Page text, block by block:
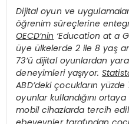
Dijital oyun ve
öğrenim süreçlerine
OECD’nin ‘Education at a
üye ülkelerde 2 ile 8 yaş
73’ü dijital oyunlardan
deneyimleri yaşıyor.
ABD’deki çocukların yüzde
oyunlar kullandığını
mobil cihazlarda tercih